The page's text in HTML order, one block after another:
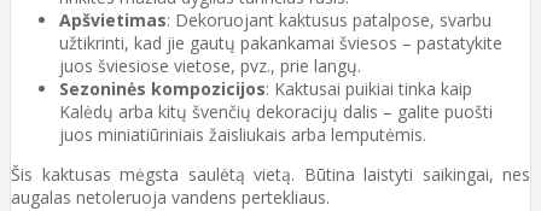
Apšvietimas: Dekoruojant kaktusus patalpose, svarbu
užtikrinti, kad jie gautų pakankamai šviesos – pastatykite
juos šviesiose vietose, pvz., prie langų.
Sezoninės kompozicijos: Kaktusai puikiai tinka kaip
Kalėdų arba kitų švenčių dekoracijų dalis – galite puošti
juos miniatiūriniais žaisliukais arba lemputėmis.
Šis kaktusas mėgsta saulėtą vietą. Būtina laistyti saikingai, nes
augalas netoleruoja vandens pertekliaus.